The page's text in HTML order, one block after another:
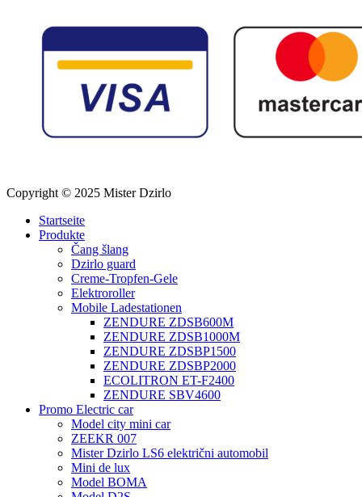
Copyright © 2025 Mister Dzirlo
Startseite
Produkte
Čang šlang
Dzirlo guard
Creme-Tropfen-Gele
Elektroroller
Mobile Ladestationen
ZENDURE ZDSB600M
ZENDURE ZDSB1000M
ZENDURE ZDSBP1500
ZENDURE ZDSBP2000
ECOLITRON ET-F2400
ZENDURE SBV4600
Promo Electric car
Model city mini car
ZEEKR 007
Mister Dzirlo LS6 električni automobil
Mini de lux
Model BOMA